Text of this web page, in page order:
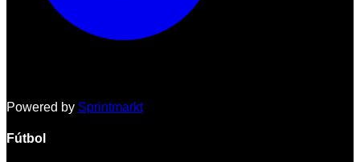
Powered by Sprintmarkt
Fútbol